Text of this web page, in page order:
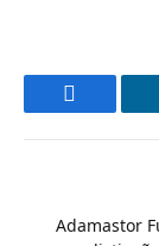
Adamastor